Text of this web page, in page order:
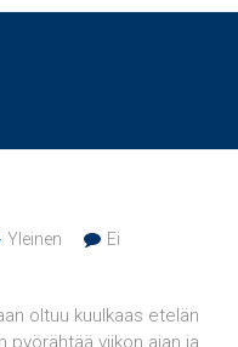
Yleinen
Ei
oltuu kuulkaas etelän
pyörähtää viikon ajan ja